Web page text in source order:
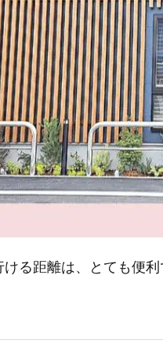
る距離は、とても便